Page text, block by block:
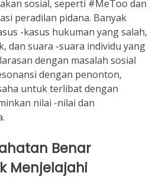
sosial, seperti #MeToo dan
peradilan pidana. Banyak
-kasus hukuman yang salah,
dan suara -suara individu yang
dengan masalah sosial
dengan penonton,
untuk terlibat dengan
nilai -nilai dan
Benar
Menjelajahi